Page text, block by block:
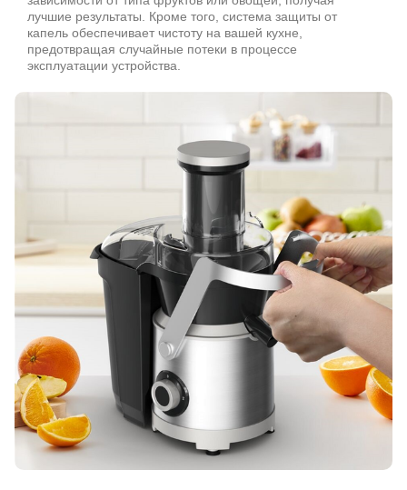
лучшие результаты. Кроме того, система защиты от
капель обеспечивает чистоту на вашей кухне,
предотвращая случайные потеки в процессе
эксплуатации устройства.